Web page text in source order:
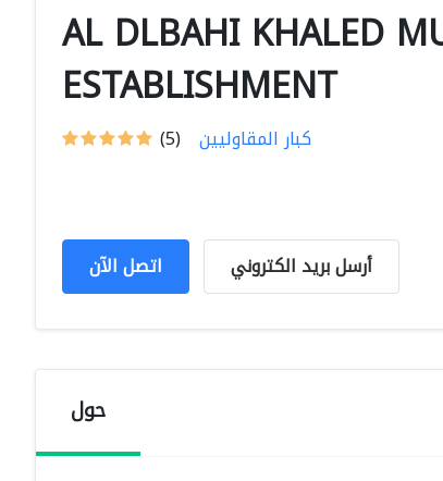
AL DLBAHI KHALED
ESTABLISHMENT
(5) كبار المقاوليين
اتصل الآن أرسل بريد الكتروني
حول